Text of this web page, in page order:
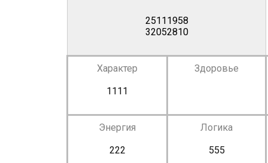
25111958
32052810
Характер
1111
Здоровье
Энергия
222
Логика
555